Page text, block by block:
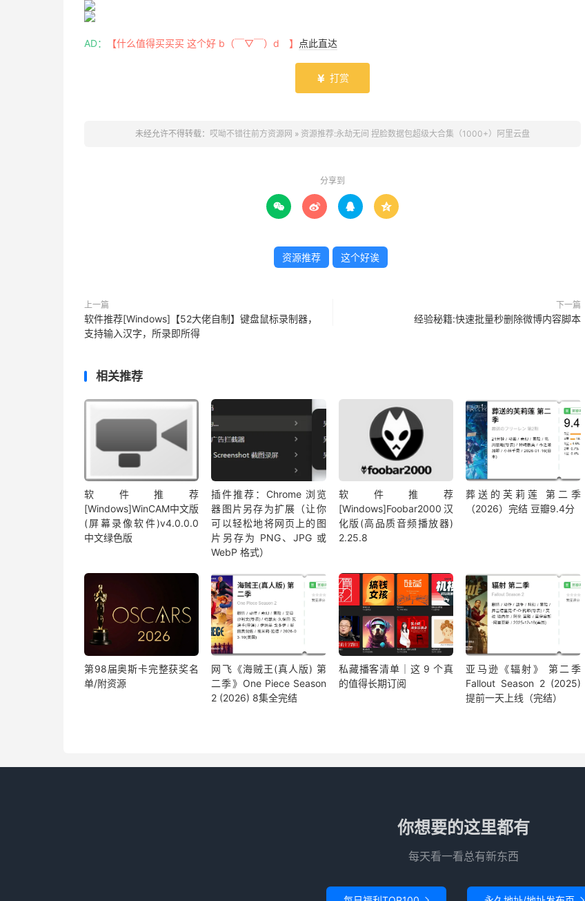
AD： 【什么值得买买买 这个好 b（￣▽￣）d 】 点此直达
 打赏
未经允许不得转载： 哎呦不错往前方资源网 » 资源推荐:永劫无间 捏脸数据包超级大合集（1000+）阿里云盘
分享到
   
资源推荐 这个好诶
上一篇
软件推荐[Windows]【52大佬自制】键盘鼠标录制器，
支持输入汉字，所录即所得
下一篇
经验秘籍:快速批量秒删除微博内容脚本
相关推荐
软件推荐
[Windows]WinCAM中文版
(屏幕录像软件)v4.0.0.0
中文绿色版
插件推荐：Chrome 浏览
器图片另存为扩展（让你
可以轻松地将网页上的图
片另存为 PNG、JPG 或
WebP 格式）
软件推荐
[Windows]Foobar2000汉
化版(高品质音频播放器)
2.25.8
葬送的芙莉莲 第二季
（2026）完结 豆瓣9.4分
第98届奥斯卡完整获奖名
单/附资源
网飞《海贼王(真人版) 第
二季》One Piece Season
2 (2026) 8集全完结
私藏播客清单｜这 9 个真
的值得长期订阅
亚马逊《辐射》 第二季
Fallout Season 2 (2025)
提前一天上线（完结）
你想要的这里都有
每天看一看总有新东西